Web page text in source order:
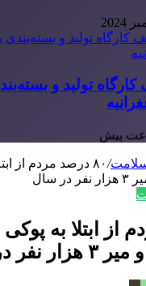
تولید و
سلامت/
۸۰ درصد مردم از
از ابتلا به
در سال